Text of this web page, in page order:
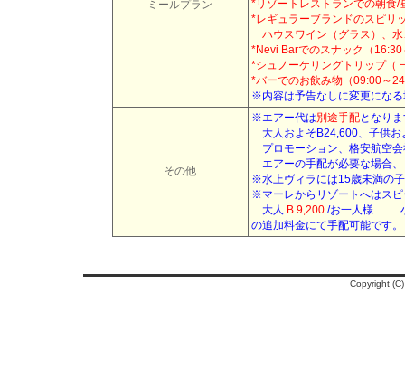
ミールプラン
*リゾートレストランでの朝食/
*レギュラーブランドのスピリ
ハウスワイン（グラス）、水
*Nevi Barでのスナック（16:30
*シュノーケリングトリップ（
*バーでのお飲み物（09:00～
※内容は予告なしに変更にな
その他
※エアー代は別途手配となり
大人およそB24,600、子供お
プロモーション、格安航空会
エアーの手配が必要な場合、
※水上ヴィラには15歳未満の
※マーレからリゾートへはス
大人 B 9,200/お一人様
小
の追加料金にて手配可能です。
Copyright